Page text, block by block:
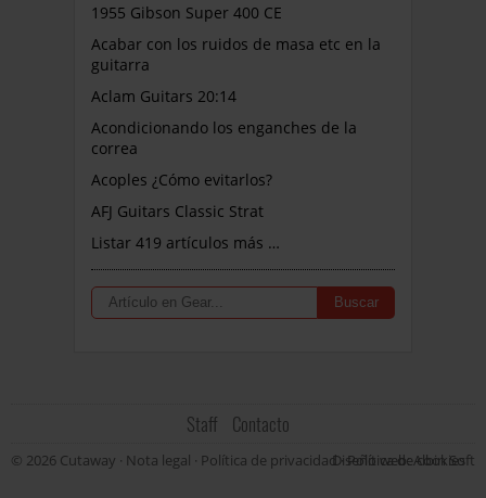
1955 Gibson Super 400 CE
Acabar con los ruidos de masa etc en la
guitarra
Aclam Guitars 20:14
Acondicionando los enganches de la
correa
Acoples ¿Cómo evitarlos?
AFJ Guitars Classic Strat
Listar 419 artículos más …
Staff Contacto
© 2026 Cutaway · Nota legal · Política de privacidad·Política de cookies
Diseño web: Albin Soft